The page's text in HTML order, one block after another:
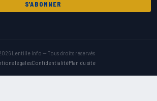
S'ABONNER
Lentille Info — Tous droits réservés
légalesConfidentialitéPlan du site